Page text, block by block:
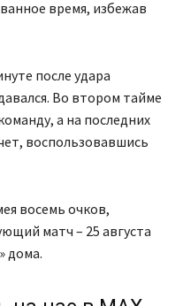
время, избежав
после удара
Во втором тайме
а на последних
воспользовавшись
восемь очков,
матч – 25 августа
дома.